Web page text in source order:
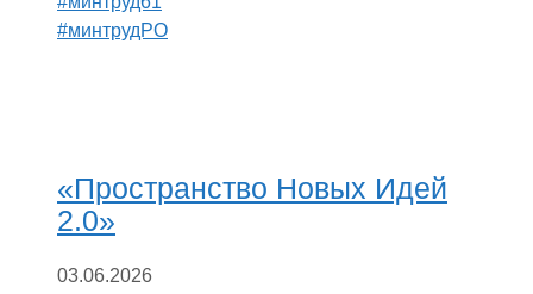
#минтрудРО
«Пространство Новых Идей
2.0»
03.06.2026